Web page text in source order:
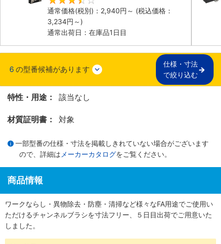
通常価格(税別)： 2,940円 ～ (税込価格：
3,234円 ～)
通常出荷日：在庫品1日目
6 の型番候補があります
仕様・寸法
で絞り込む
特性・用途： 該当なし
材質証明書： 対象
一部型番の仕様・寸法を掲載しきれていない場合がございます
ので、詳細は メーカーカタログをご覧ください。
商品情報
ワークならし・異物除去・防塵・清掃など様々なFA用途でご使用い
ただけるチャンネルブラシを寸法フリー、５日目出荷でご用意いた
しました。